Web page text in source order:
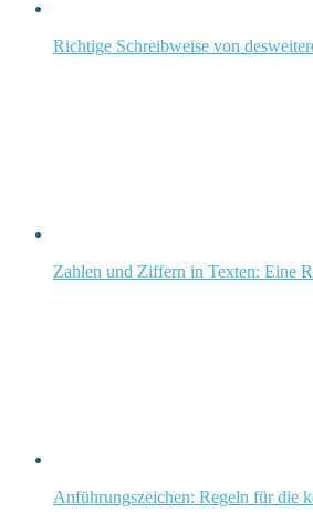
Richtige Schreibweise von
Zahlen und Ziffern in Texten: Eine
Anführungszeichen: Regeln für die